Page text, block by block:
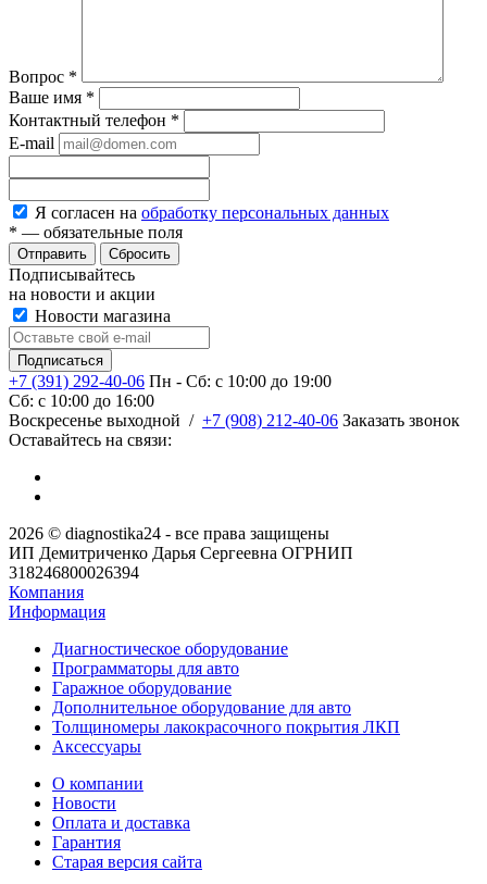
Вопрос *
Ваше имя *
Контактный телефон *
E-mail
Я согласен на обработку персональных данных
* — обязательные поля
Сбросить
Подписывайтесь
на новости и акции
Новости магазина
+7 (391) 292-40-06 Пн - Сб: c 10:00 до 19:00
Сб: c 10:00 до 16:00
​Воскресенье выходной / +7 (908) 212-40-06 Заказать звонок
Оставайтесь на связи:
2026 © diagnostika24 - все права защищены
ИП Демитриченко Дарья Сергеевна ОГРНИП
318246800026394
Компания
Информация
Диагностическое оборудование
Программаторы для авто
Гаражное оборудование
Дополнительное оборудование для авто
Толщиномеры лакокрасочного покрытия ЛКП
Аксессуары
О компании
Новости
Оплата и доставка
Гарантия
Старая версия сайта